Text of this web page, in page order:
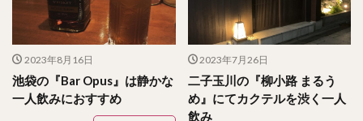
2023年8月16日
池袋の『Bar Opus』は静かな
一人飲みにおすすめ
2023年7月26日
二子玉川の『柳小路 まるう
め』にてカクテルを渋く一人
飲み